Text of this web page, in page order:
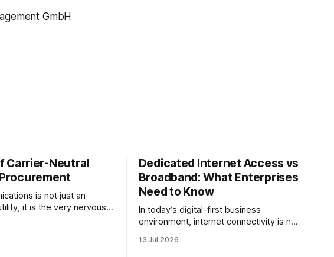
GmbH
Carrier-Neutral
is not just an
it is the very nervous
and finance
Dedicated Internet Access vs
Broadband: What Enterprises
Need to Know
In today’s digital-first business
environment, internet connectivity is no
is the backbone of communication,
13 Jul 2026